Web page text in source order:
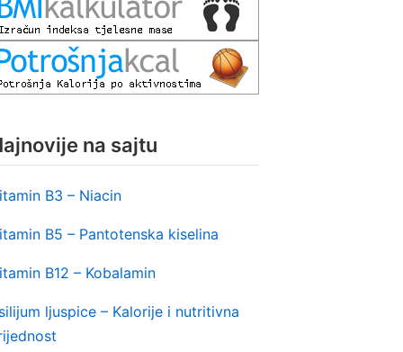
na sajtu
B3 – Niacin
B5 – Pantotenska kiselina
B12 – Kobalamin
ljuspice – Kalorije i nutritivna